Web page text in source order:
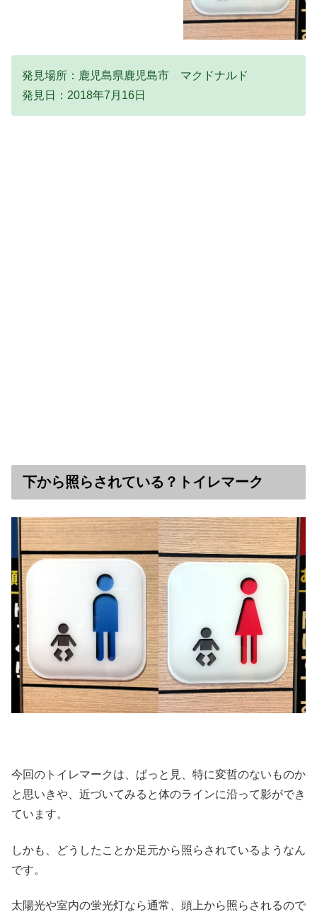
発見場所：鹿児島県鹿児島市 マクドナルド
発見日：2018年7月16日
下から照らされている？トイレマーク
今回のトイレマークは、ぱっと見、特に変哲のないものか
と思いきや、近づいてみると体のラインに沿って影ができ
ています。
しかも、どうしたことか足元から照らされているようなん
です。
太陽光や室内の蛍光灯なら通常、頭上から照らされるので